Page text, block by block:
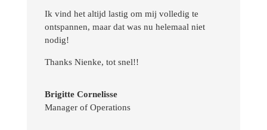
Ik vind het altijd lastig om mij volledig te
ontspannen, maar dat was nu helemaal niet
nodig!
Thanks Nienke, tot snel!!
Brigitte Cornelisse
Manager of Operations